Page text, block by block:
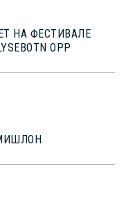
НА ФЕСТИВАЛЕ
OPP